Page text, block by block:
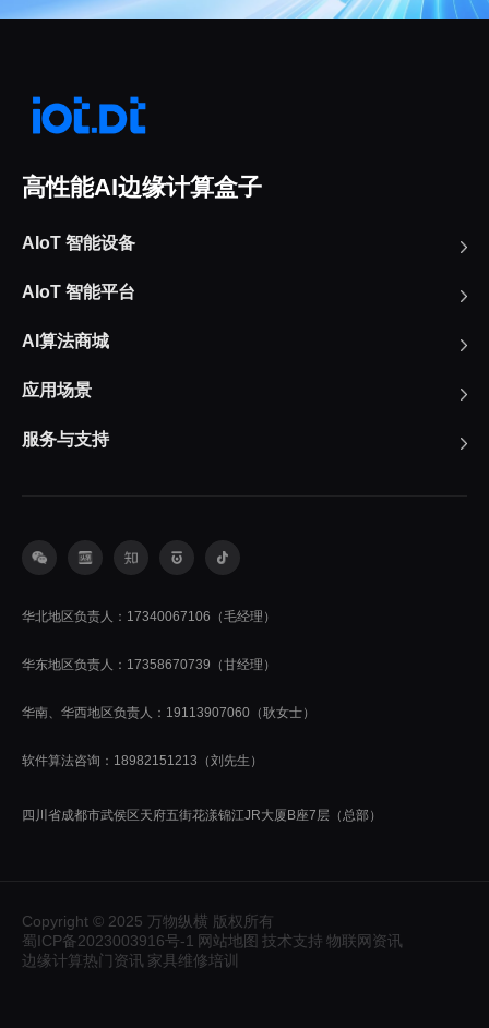
高性能AI边缘计算盒子
AIoT 智能设备
AIoT 智能平台
AI算法商城
应用场景
服务与支持
华北地区负责人：17340067106（毛经理）
华东地区负责人：17358670739（甘经理）
华南、华西地区负责人：19113907060（耿女士）
软件算法咨询：18982151213（刘先生）
四川省成都市武侯区天府五街花漾锦江JR大厦B座7层（总部）
Copyright © 2025 万物纵横 版权所有
蜀ICP备2023003916号-1 网站地图 技术支持 物联网资讯
边缘计算热门资讯 家具维修培训